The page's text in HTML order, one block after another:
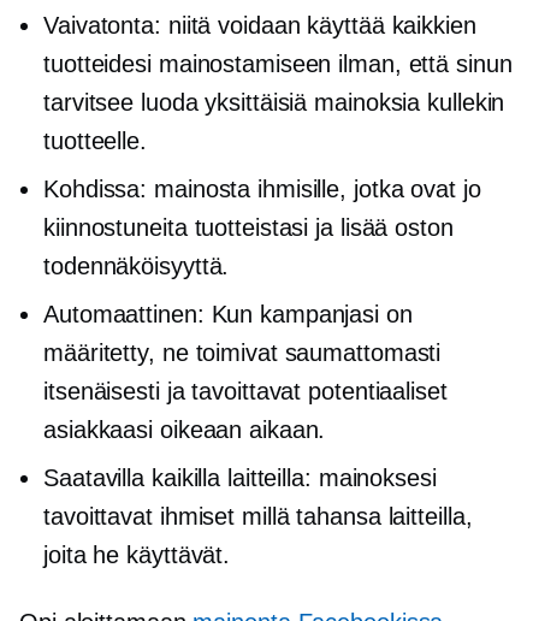
Vaivatonta: niitä voidaan käyttää kaikkien
tuotteidesi mainostamiseen ilman, että sinun
tarvitsee luoda yksittäisiä mainoksia kullekin
tuotteelle.
Kohdissa: mainosta ihmisille, jotka ovat jo
kiinnostuneita tuotteistasi ja lisää oston
todennäköisyyttä.
Automaattinen: Kun kampanjasi on
määritetty, ne toimivat saumattomasti
itsenäisesti ja tavoittavat potentiaaliset
asiakkaasi oikeaan aikaan.
Saatavilla kaikilla laitteilla: mainoksesi
tavoittavat ihmiset millä tahansa laitteilla,
joita he käyttävät.